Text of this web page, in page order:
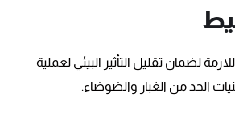
لضمان تقليل التأثير البيئي لعملية
الحد من الغبار والضوضاء.